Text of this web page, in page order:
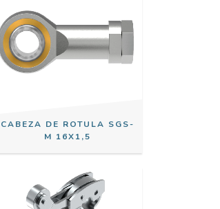
CABEZA DE ROTULA SGS-
M 16X1,5